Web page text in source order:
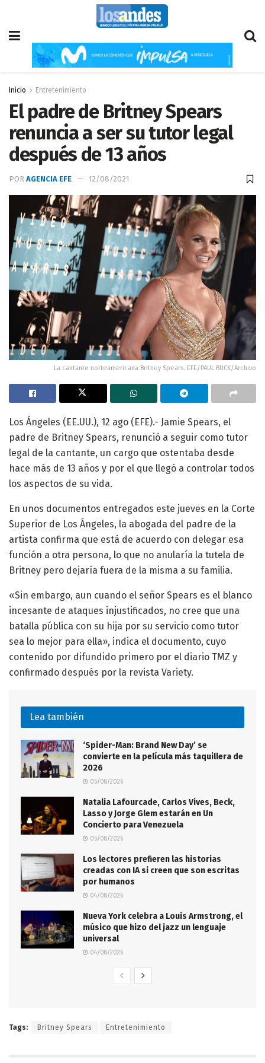
Inicio Entretenimiento
El padre de Britney Spears
renuncia a ser su tutor legal
después de 13 años
POR AGENCIA EFE 12/08/2021
La cantante norteamericana Britney Spears. EFE/PAUL BUCK/Archivo
Los Ángeles (EE.UU.), 12 ago (EFE).- Jamie Spears, el
padre de Britney Spears, renunció a seguir como tutor
legal de la cantante, un cargo que ostentaba desde
hace más de 13 años y por el que llegó a controlar todos
los aspectos de su vida.
En unos documentos entregados este jueves en la Corte
Superior de Los Ángeles, la abogada del padre de la
artista confirma que está de acuerdo con delegar esa
función a otra persona, lo que no anularía la tutela de
Britney pero dejaría fuera de la misma a su familia.
«Sin embargo, aun cuando el señor Spears es el blanco
incesante de ataques injustificados, no cree que una
batalla pública con su hija por su servicio como tutor
sea lo mejor para ella», indica el documento, cuyo
contenido por difundido primero por el diario TMZ y
confirmado después por la revista Variety.
Lea también
‘Spider-Man: Brand New Day’ se
convierte en la película más taquillera de
2026
05/08/2026
Natalia Lafourcade, Carlos Vives, Beck,
Lasso y Jorge Glem estarán en Un
Concierto para Venezuela
05/08/2026
Los lectores prefieren las historias
creadas con IA si creen que son escritas
por humanos
04/08/2026
Nueva York celebra a Louis Armstrong, el
músico que hizo del jazz un lenguaje
universal
04/08/2026
Tags: Britney Spears Entretenimiento